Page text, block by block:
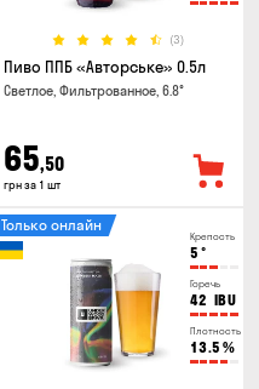
(3)
Пиво ППБ «Авторське» 0.5л
Светлое, Фильтрованное, 6.8°
65,50
грн за 1 шт
Крепость
5 °
Горечь
42 IBU
Плотность
13.5 %
Только онлайн